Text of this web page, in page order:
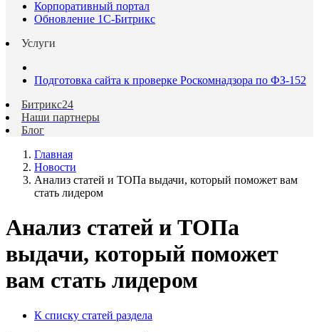
Корпоративный портал
Обновление 1С-Битрикс
Услуги
Подготовка сайта к проверке Роскомнадзора по ФЗ-152
Битрикс24
Наши партнеры
Блог
Главная
Новости
Анализ статей и ТОПа выдачи, который поможет вам
стать лидером
Анализ статей и ТОПа
выдачи, который поможет
вам стать лидером
К списку статей раздела